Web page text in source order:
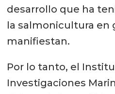
desarrollo que ha
la salmonicultura en
manifiestan.
Por lo tanto, el
Investigaciones